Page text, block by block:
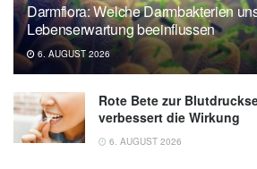
Darmflora: Welche Darmbakterien
Lebenserwartung beeinflussen
6. AUGUST 2026
Rote Bete zur
verbessert die Wirkung
6. AUGUST 2026